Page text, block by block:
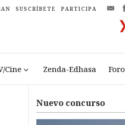
SUSCRÍBETE PARTICIPA
Cine Zenda-Edhasa Foro
Nuevo concurso